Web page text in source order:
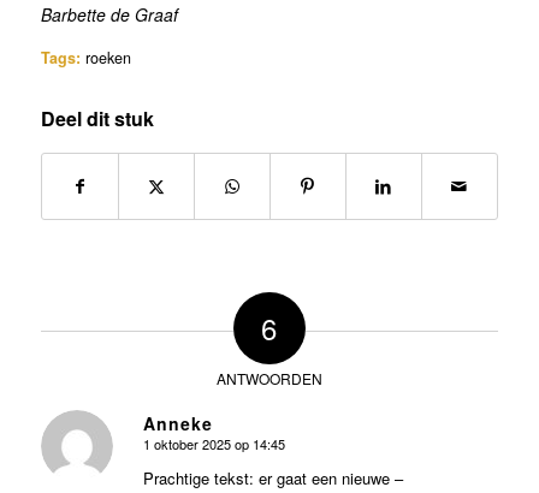
Barbette de Graaf
Tags: roeken
Deel dit stuk
6
ANTWOORDEN
Anneke
zegt:
1 oktober 2025 op 14:45
Prachtige tekst: er gaat een nieuwe –